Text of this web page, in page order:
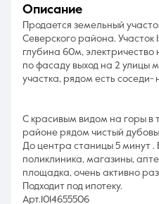
описание
Продается земельный
Северского района. Участок
глубина 60м, электричество
по фасаду выход на 2 улицы
участка, рядом есть
С красивым видом на горы в
районе рядом чистый
До центра станицы 5 минут .
поликлиника, магазины,
площадка, очень активно
Подходит под ипотеку.
Арт.1014655506